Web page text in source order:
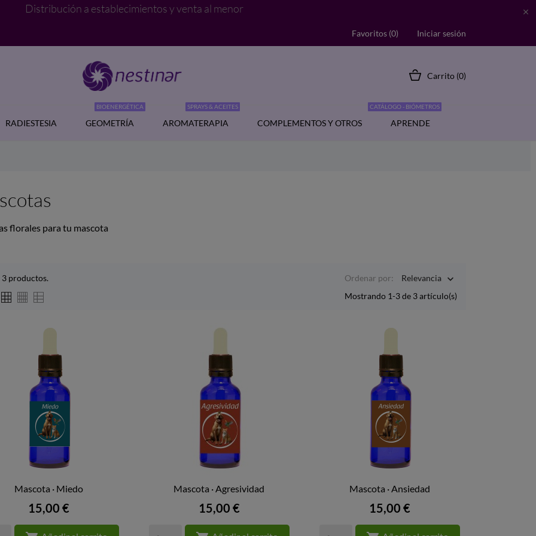
Distribución a establecimientos y venta al menor 
Favoritos (0) Iniciar sesión
Carrito (0)
RADIESTESIA GEOMETRÍA
BIOENERGÉTICA
AROMATERAPIA
SPRAYS & ACEITES
COMPLEMENTOS Y OTROS APRENDE
CATÁLOGO - BIÓMETROS
florales para tu mascota
3 productos. Ordenar por: Relevancia 
Mostrando 1-3 de 3 artículo(s)
VISTA RÁPIDA
Mascota · Miedo
Precio
15,00 € VISTA RÁPIDA
Mascota · Agresividad
Precio
15,00 € VISTA RÁPIDA
Mascota · Ansiedad
Precio
15,00 €